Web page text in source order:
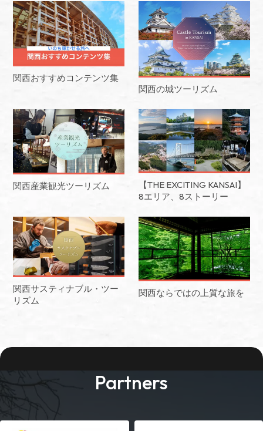
関西おすすめコンテンツ集
関西の城ツーリズム
関西産業観光ツーリズム
【THE EXCITING KANSAI】
8エリア、8ストーリー
関西サスティナブル・ツー
リズム
関西ならではの上質な旅を
Partners